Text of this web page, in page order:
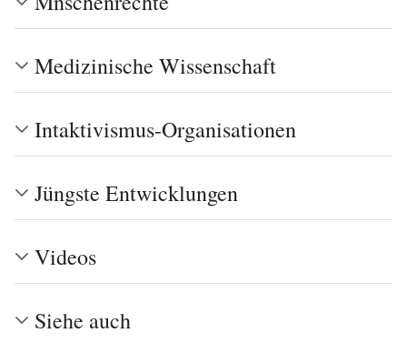
Medizinische Wissenschaft
Intaktivismus-Organisationen
Jüngste Entwicklungen
Videos
Siehe auch